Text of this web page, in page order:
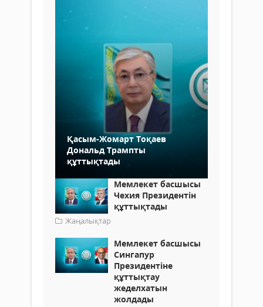
Қасым-Жомарт Тоқаев
Дональд Трампты
құттықтады
Мемлекет басшысы
Чехия Президентін
құттықтады
Жаңалықтар
Мемлекет басшысы
Сингапур
Президентіне
құттықтау
жеделхатын
жолдады